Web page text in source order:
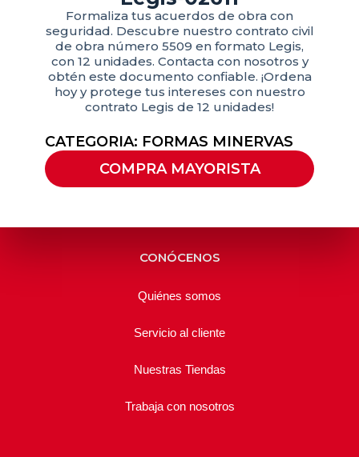
Formaliza tus acuerdos de obra con
seguridad. Descubre nuestro contrato civil
de obra número 5509 en formato Legis,
con 12 unidades. Contacta con nosotros y
obtén este documento confiable. ¡Ordena
hoy y protege tus intereses con nuestro
contrato Legis de 12 unidades!
CATEGORIA: FORMAS MINERVAS
COMPRA MAYORISTA
CONÓCENOS
Quiénes somos
Servicio al cliente
Nuestras Tiendas
Trabaja con nosotros